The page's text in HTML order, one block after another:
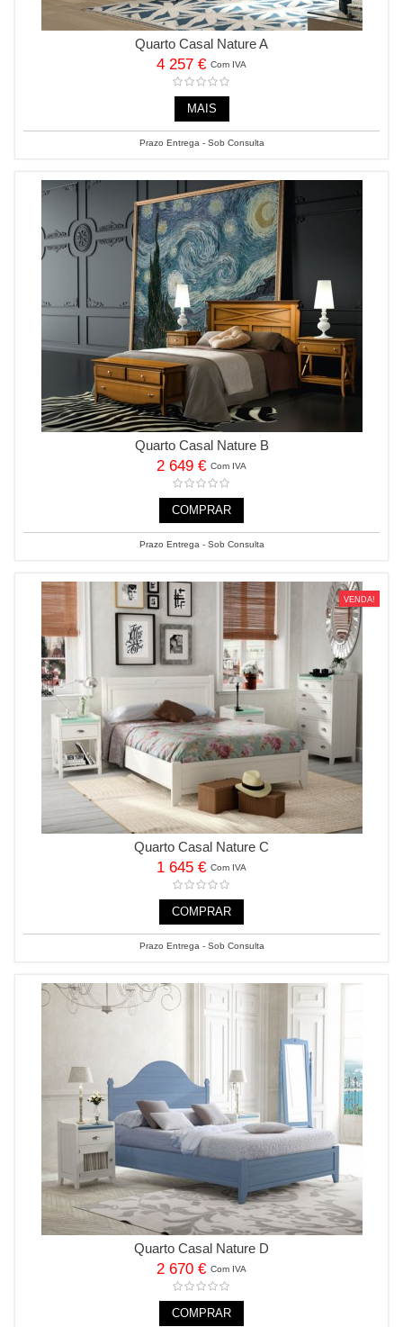
Quarto Casal Nature A
4 257 € Com IVA
MAIS
Prazo Entrega - Sob Consulta
Quarto Casal Nature B
2 649 € Com IVA
COMPRAR
Prazo Entrega - Sob Consulta
VENDA!
Quarto Casal Nature C
1 645 € Com IVA
COMPRAR
Prazo Entrega - Sob Consulta
Quarto Casal Nature D
2 670 € Com IVA
COMPRAR